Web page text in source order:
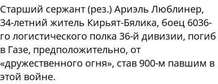
Старший сержант (рез.) Ариэль Люблинер,
34-летний житель Кирьят-Бялика, боец 6036-
го логистического полка 36-й дивизии, погиб
в Газе, предположительно, от
«дружественного огня», став 900-м павшим в
этой войне.